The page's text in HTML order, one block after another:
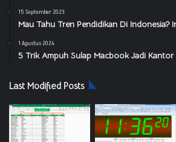
15 September 2023
Mau Tahu Tren Pendidikan Di Indonesia?
1 Agustus 2024
5 Trik Ampuh Sulap Macbook Jadi
Last Modified Posts